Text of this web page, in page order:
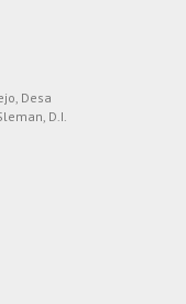
Desa
D.I.